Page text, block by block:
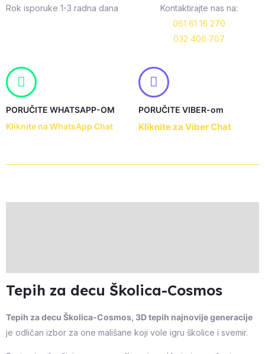
Rok isporuke 1-3 radna dana
Kontaktirajte nas na:
061 61 16 270
032 406 707
PORUČITE WHATSAPP-OM
Kliknite na WhatsApp Chat
PORUČITE VIBER-om
Kliknite za Viber Chat
Tepih za decu Školica-Cosmos
Tepih za decu Školica-Cosmos, 3D tepih najnovije generacije
je odličan izbor za one mališane koji vole igru školice i svemir.